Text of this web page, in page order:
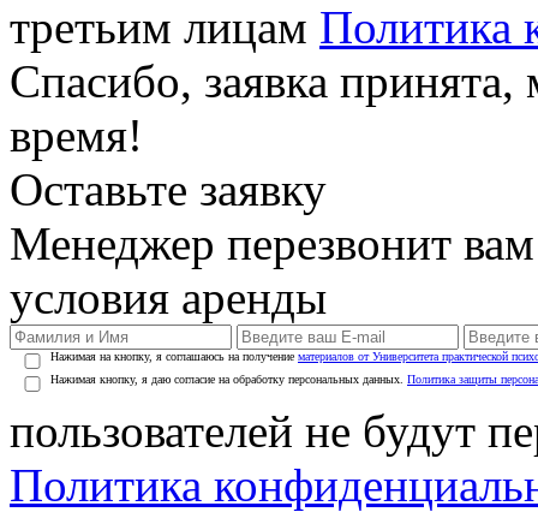
третьим лицам Политика
Спасибо, заявка
время!
Оставьте заявку
Менеджер перезвонит
условия аренды
Нажимая на кнопку, я соглашаюсь на получение материалов от Университета практической
Нажимая кнопку, я даю согласие на обработку персональных данных. Политика защиты
пользователей не будут
Политика